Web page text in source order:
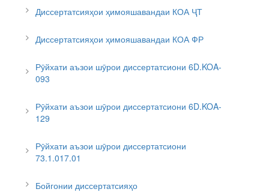
Диссертатсияҳои ҳимояшавандаи КОА ҶТ
Диссертатсияҳои ҳимояшавандаи КОА ФР
Рӯйхати аъзои шӯрои диссертатсиони 6D.KOA-
093
Рӯйхати аъзои шӯрои диссертатсиони 6D.KOA-
129
Рӯйхати аъзои шӯрои диссертатсиони
73.1.017.01
Бойгонии диссертатсияҳо